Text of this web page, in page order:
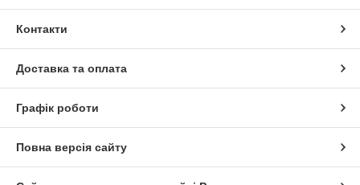
Контакти
Доставка та оплата
Графік роботи
Повна версія сайту